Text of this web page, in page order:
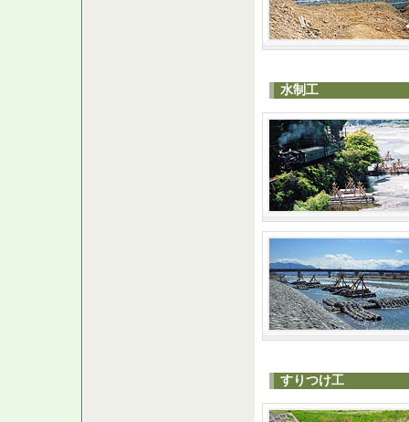
水制工
すりつけ工